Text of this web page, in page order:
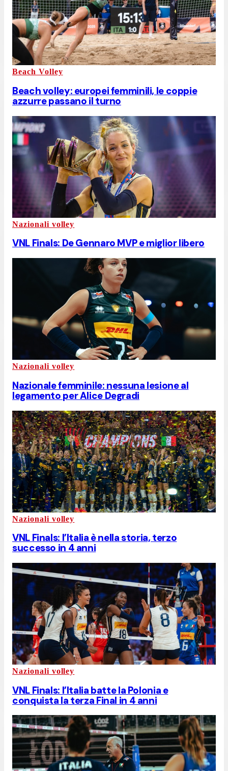
Beach Volley
Beach volley: europei femminili, le coppie
azzurre passano il turno
Nazionali volley
VNL Finals: De Gennaro MVP e miglior libero
Nazionali volley
Nazionale femminile: nessuna lesione al
legamento per Alice Degradi
Nazionali volley
VNL Finals: l’Italia è nella storia, terzo
successo in 4 anni
Nazionali volley
VNL Finals: l’Italia batte la Polonia e
conquista la terza Final in 4 anni